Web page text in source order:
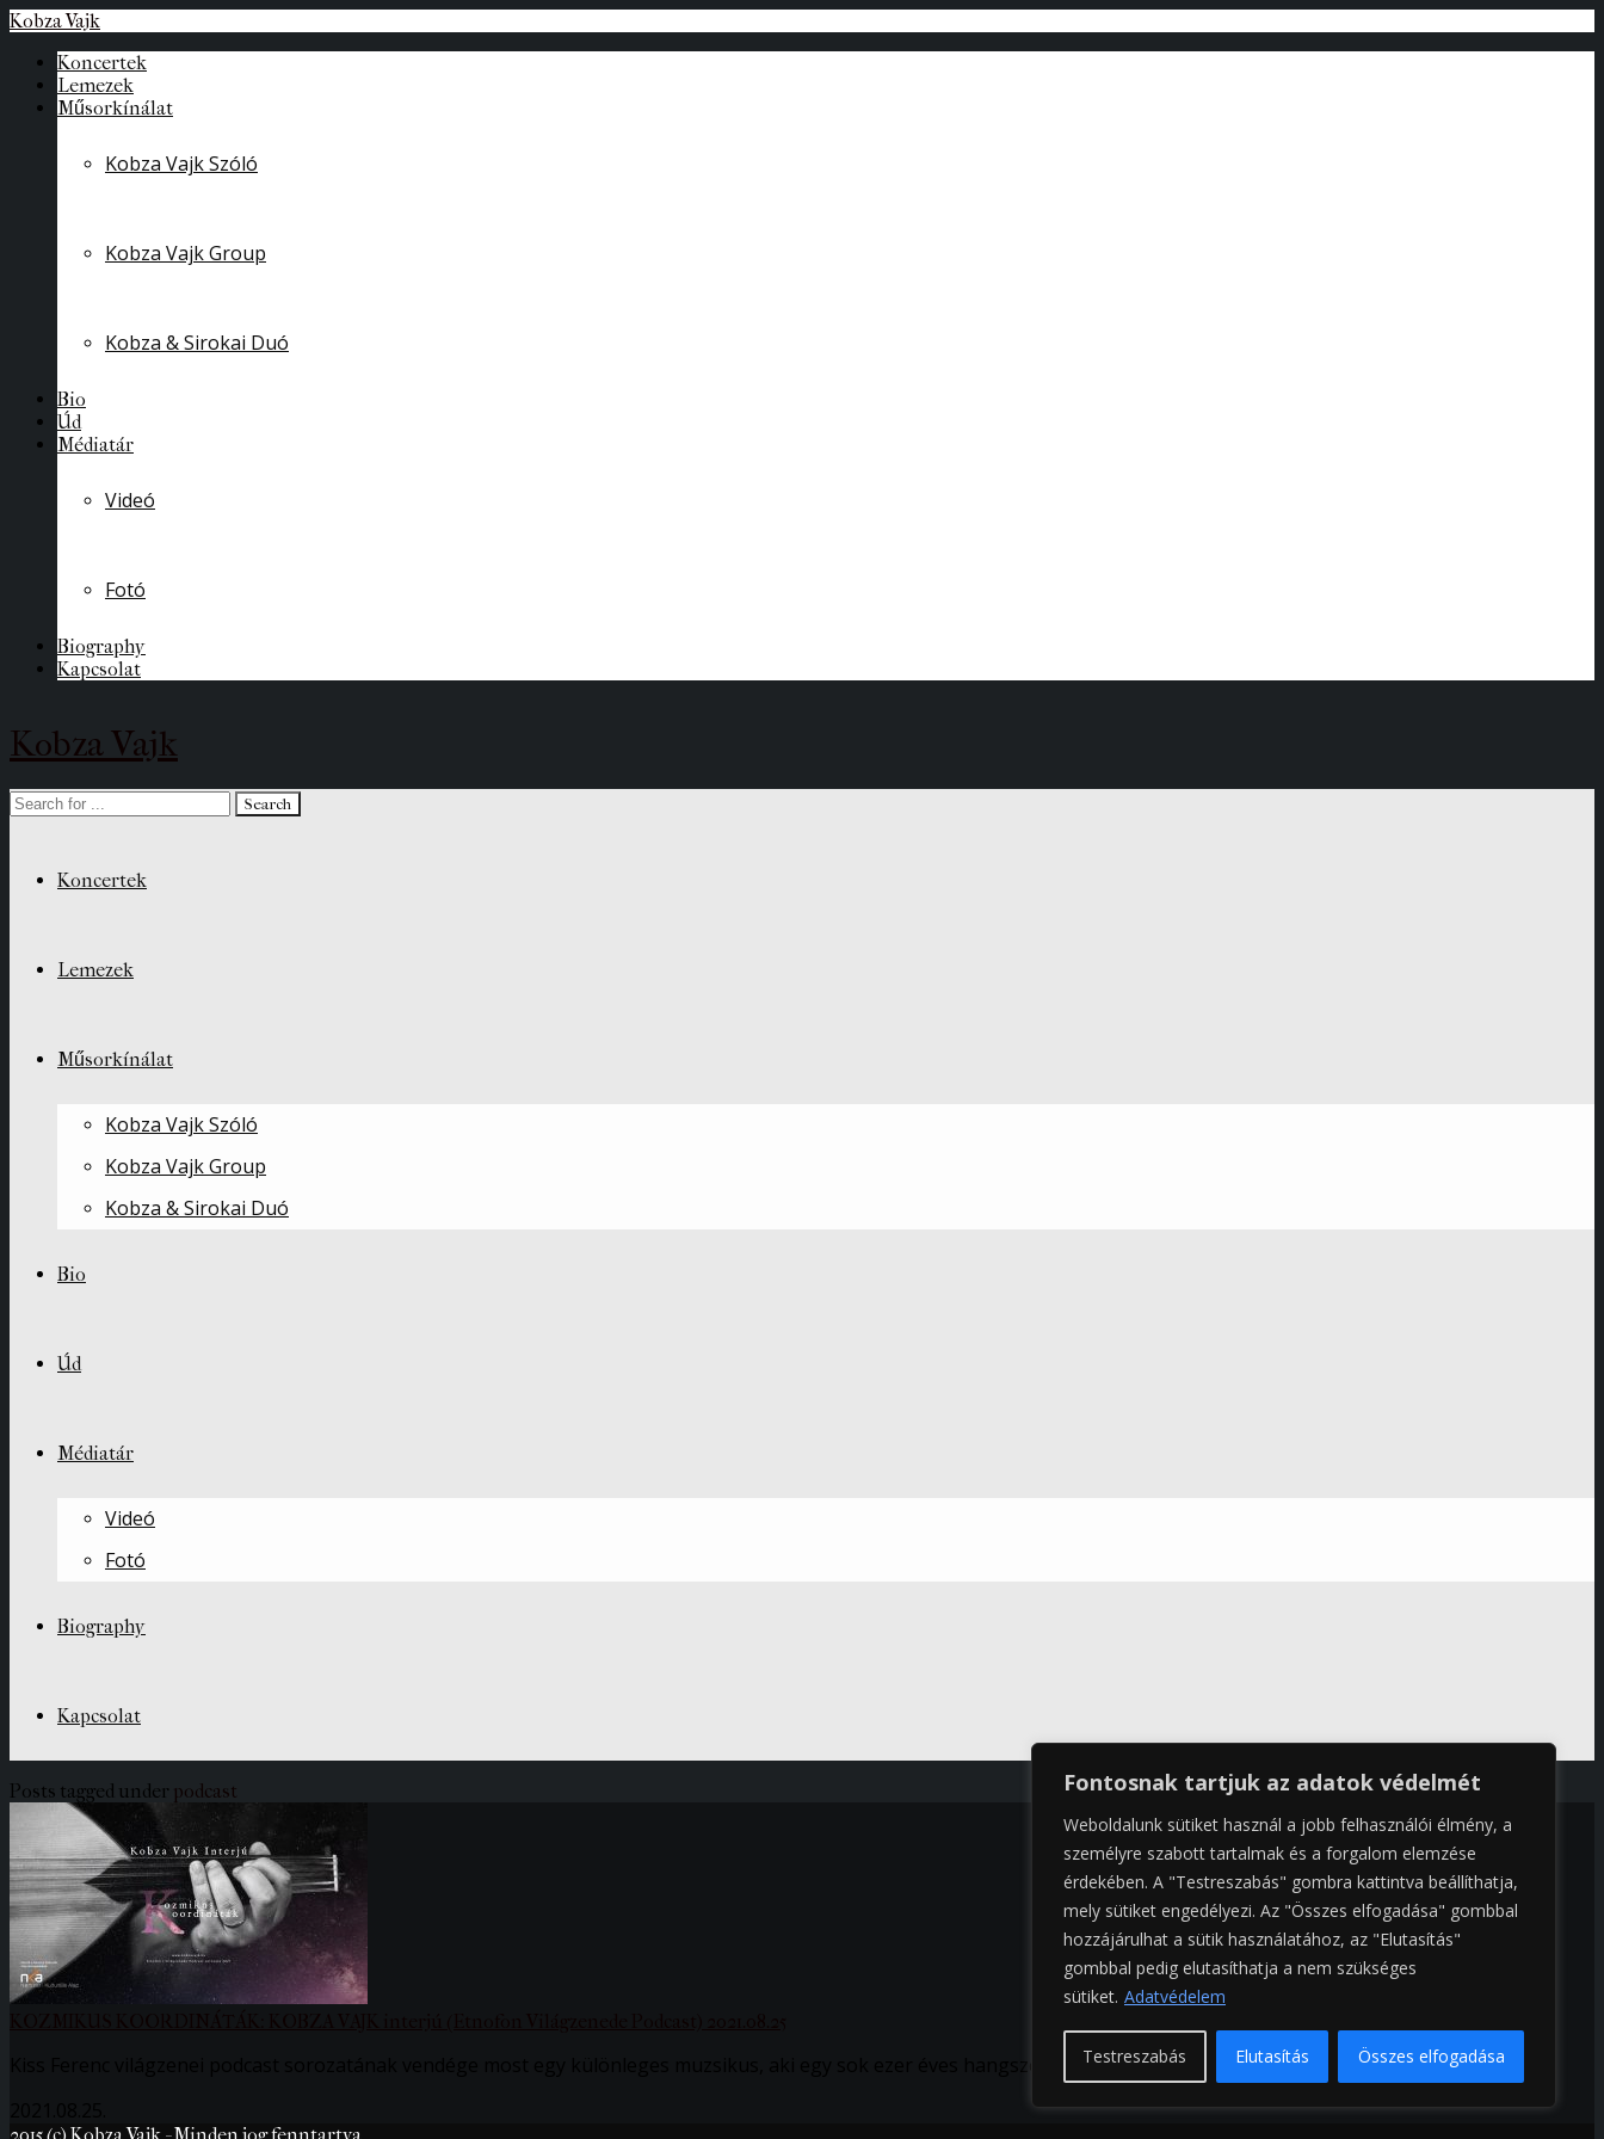
Fontosnak tartjuk az adatok védelmét
Weboldalunk sütiket használ a jobb felhasználói élmény, a
személyre szabott tartalmak és a forgalom elemzése
érdekében. A "Testreszabás" gombra kattintva beállíthatja,
mely sütiket engedélyezi. Az "Összes elfogadása" gombbal
hozzájárulhat a sütik használatához, az "Elutasítás"
gombbal pedig elutasíthatja a nem szükséges
sütiket. Adatvédelem
Testreszabás Elutasítás Összes elfogadása
Kobza Vajk
Koncertek
Lemezek
Műsorkínálat
Kobza Vajk Szóló
Kobza Vajk Group
Kobza & Sirokai Duó
Bio
Úd
Médiatár
Videó
Fotó
Biography
Kapcsolat
Kobza Vajk
Koncertek
Lemezek
Műsorkínálat
Kobza Vajk Szóló
Kobza Vajk Group
Kobza & Sirokai Duó
Bio
Úd
Médiatár
Videó
Fotó
Biography
Kapcsolat
Posts tagged under podcast
Kiss Ferenc világzenei podcast sorozatának vendége most egy különleges muzsikus, aki egy sok ezer éves hangszer, az úd mestere.